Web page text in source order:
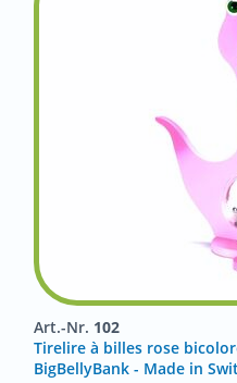
Art.-Nr. 102
Tirelire à billes rose
BigBellyBank - Made in